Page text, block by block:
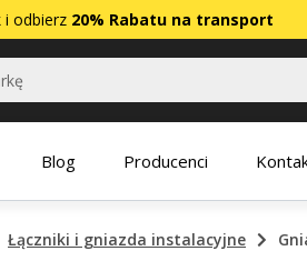
i odbierz 20% Rabatu na transport
Blog Producenci
Łączniki i gniazda instalacyjne